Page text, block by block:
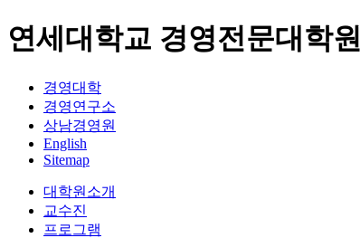
연세대학교 경영전문대학원
경영대학
경영연구소
상남경영원
English
Sitemap
대학원소개
교수진
프로그램